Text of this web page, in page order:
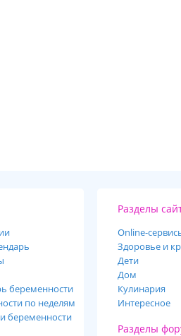
беременности
по неделям
беременности
Разделы
Online-
Здоровье и
Дети
Дом
Кулинария
Интересное
Разделы